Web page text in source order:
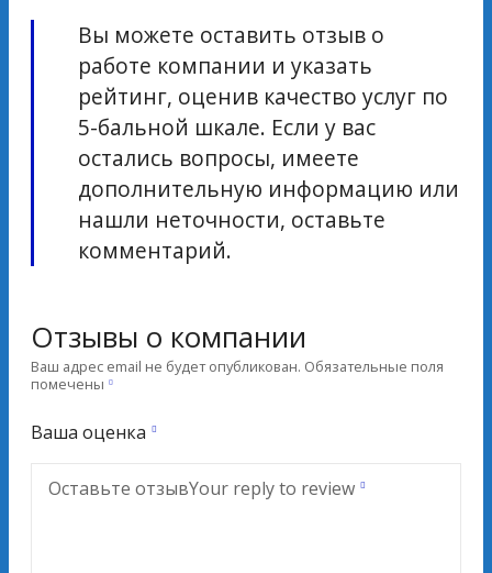
Вы можете оставить отзыв о
работе компании и указать
рейтинг, оценив качество услуг по
5-бальной шкале. Если у вас
остались вопросы, имеете
дополнительную информацию или
нашли неточности, оставьте
комментарий.
Отзывы о компании
Ваш адрес email не будет опубликован. Обязательные поля
помечены
Ваша оценка
Оставьте отзывYour reply to review